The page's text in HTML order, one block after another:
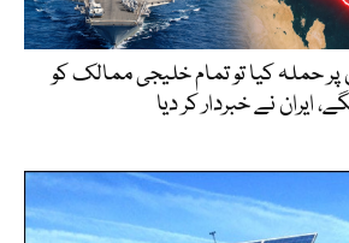
پر حملہ کیا تو تمام خلیجی ممالک کو
ایران نے خبردار کر دیا